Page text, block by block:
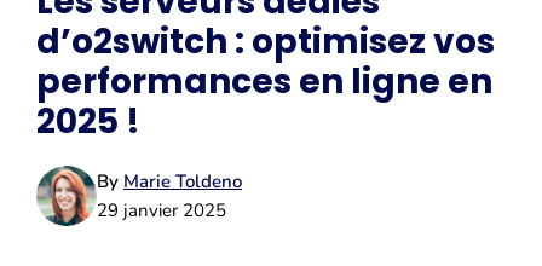
d’o2switch : optimisez vos
performances en ligne en
2025 !
By Marie Toldeno
29 janvier 2025